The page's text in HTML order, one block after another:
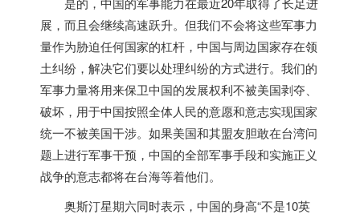
展，而且会继续高速跃升。但我们不会将这些军事力
量作为胁迫任何国家的杠杆，中国与周边国家存在领
土纠纷，解决它们要以处理纠纷的方式进行。我们的
军事力量将用来保卫中国的发展权利不被美国剥夺、
破坏，用于中国按照全体人民的意愿和意志实现国家
统一不被美国干涉。如果美国和其盟友胆敢在台湾问
题上进行军事干预，中国的全部军事手段和实施正义
战争的意志都将在台海等着他们。
奥斯汀星期六同时表示，中国的身高“不是10英